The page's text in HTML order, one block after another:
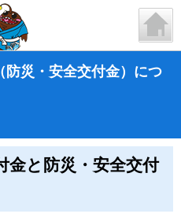
防災・安全交付金）につ
金と防災・安全交付